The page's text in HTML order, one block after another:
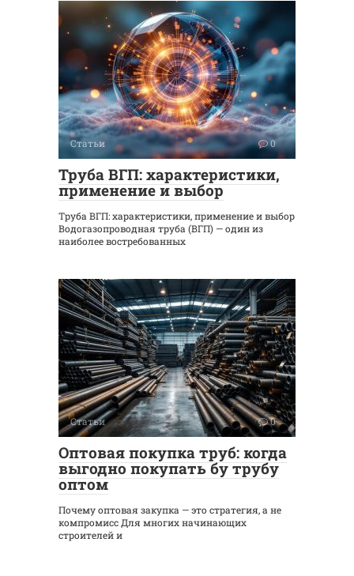
Статьи 0
Труба ВГП: характеристики,
применение и выбор
Труба ВГП: характеристики, применение и выбор
Водогазопроводная труба (ВГП) — один из
наиболее востребованных
Статьи 0
Оптовая покупка труб: когда
выгодно покупать бу трубу
оптом
Почему оптовая закупка — это стратегия, а не
компромисс Для многих начинающих
строителей и